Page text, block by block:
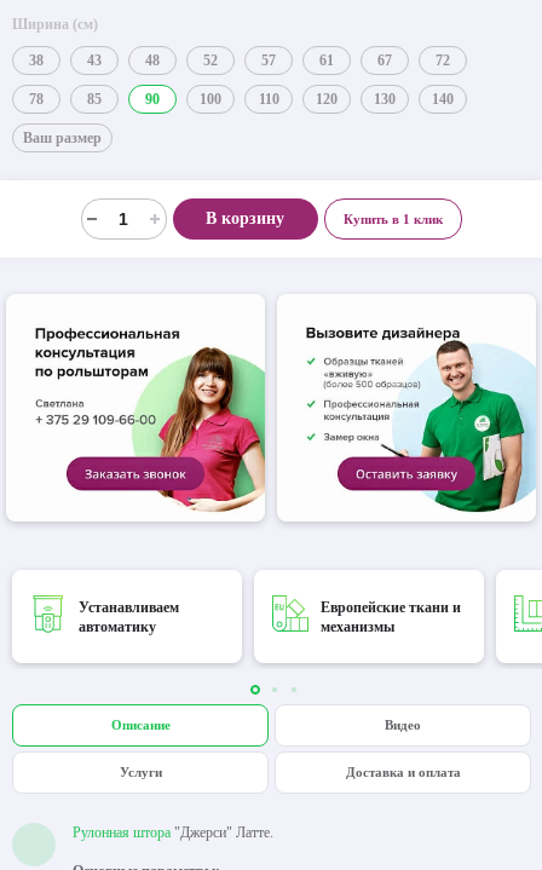
Ширина (см)
38 43 48 52 57 61 67 72
78 85 90 100 110 120 130 140
Ваш размер
В корзину Купить в 1 клик
Устанавливаем
автоматику
Европейские ткани и
механизмы
Описание Видео
Услуги Доставка и оплата
Рулонная штора "Джерси" Латте.